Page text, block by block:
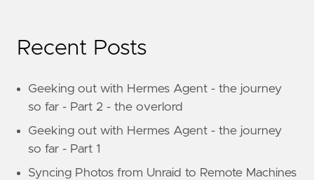
Recent Posts
Geeking out with Hermes Agent - the journey
so far - Part 2 - the overlord
Geeking out with Hermes Agent - the journey
so far - Part 1
Syncing Photos from Unraid to Remote Machines